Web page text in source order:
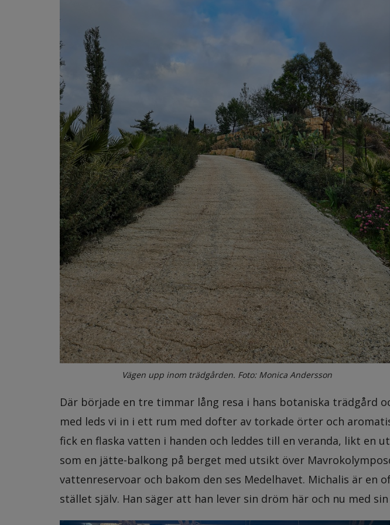
Vägen upp inom trädgården. Foto: Monica Andersson
Där började en tre timmar lång resa i hans botaniska trädgård
med leds vi in i ett rum med dofter av torkade örter och
fick en flaska vatten i handen och leddes till en veranda, likt en
som en jätte-balkong på berget med utsikt över
vattenreservoar och bakom den ses Medelhavet. Michalis är
stället själv. Han säger att han lever sin dröm här och nu med